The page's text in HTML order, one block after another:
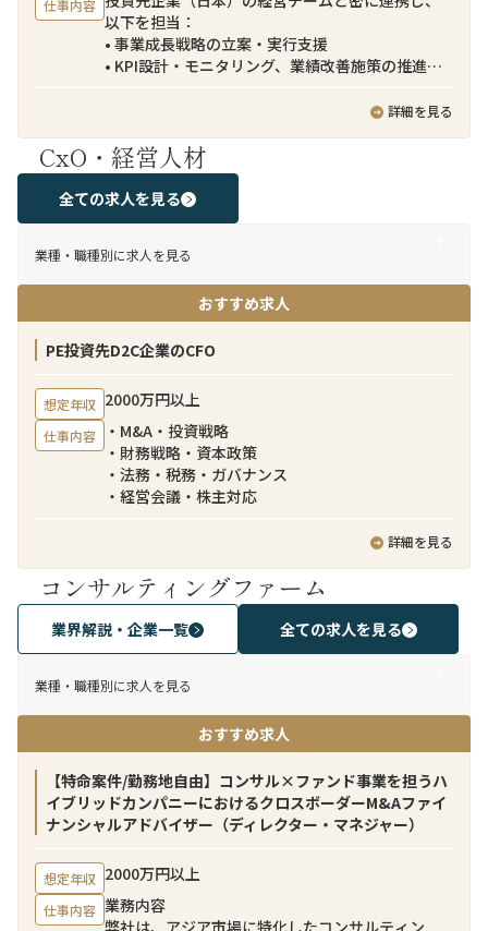
仕事内容
以下を担当：
• 事業成長戦略の立案・実行支援
• KPI設計・モニタリング、業績改善施策の推進
• 組織・オペレーション改善（SCM、商品戦略等）
• ファンドへのレポーティング・コミュニケーショ
ン
詳細を見る
CxO・経営人材
全ての求人を見る
業種・職種別に求人を見る
おすすめ求人
PE投資先D2C企業のCFO
想定年収 2000万円以上
仕事内容
・M&A・投資戦略
・財務戦略・資本政策
・法務・税務・ガバナンス
・経営会議・株主対応
詳細を見る
コンサルティングファーム
業界解説・企業一覧 全ての求人を見る
業種・職種別に求人を見る
おすすめ求人
【特命案件/勤務地自由】コンサル×ファンド事業を担うハ
イブリッドカンパニーにおけるクロスボーダーM&Aファイ
ナンシャルアドバイザー（ディレクター・マネジャー）
想定年収 2000万円以上
仕事内容 業務内容
弊社は、アジア市場に特化したコンサルティン